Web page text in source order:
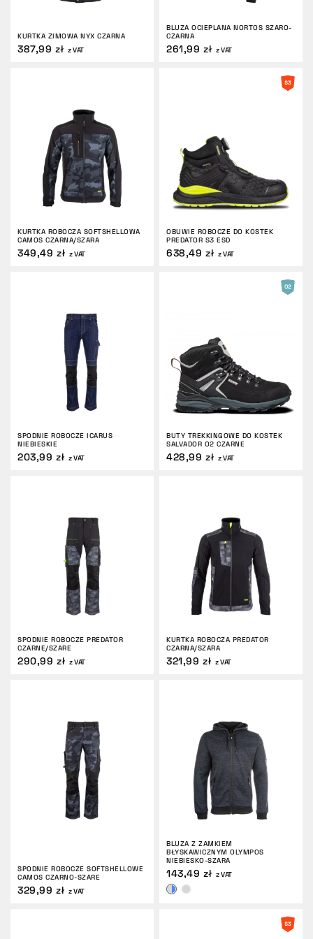
KURTKA ZIMOWA NYX CZARNA
387,99 zł z VAT
BLUZA OCIEPLANA NORTOS SZARO-
CZARNA
261,99 zł z VAT
KURTKA ROBOCZA SOFTSHELLOWA
CAMOS CZARNA/SZARA
349,49 zł z VAT
OBUWIE ROBOCZE DO KOSTEK
PREDATOR S3 ESD
638,49 zł z VAT
SPODNIE ROBOCZE ICARUS
NIEBIESKIE
203,99 zł z VAT
BUTY TREKKINGOWE DO KOSTEK
SALVADOR O2 CZARNE
428,99 zł z VAT
SPODNIE ROBOCZE PREDATOR
CZARNE/SZARE
290,99 zł z VAT
KURTKA ROBOCZA PREDATOR
CZARNA/SZARA
321,99 zł z VAT
SPODNIE ROBOCZE SOFTSHELLOWE
CAMOS CZARNO-SZARE
329,99 zł z VAT
BLUZA Z ZAMKIEM
BŁYSKAWICZNYM OLYMPOS
NIEBIESKO-SZARA
143,49 zł z VAT